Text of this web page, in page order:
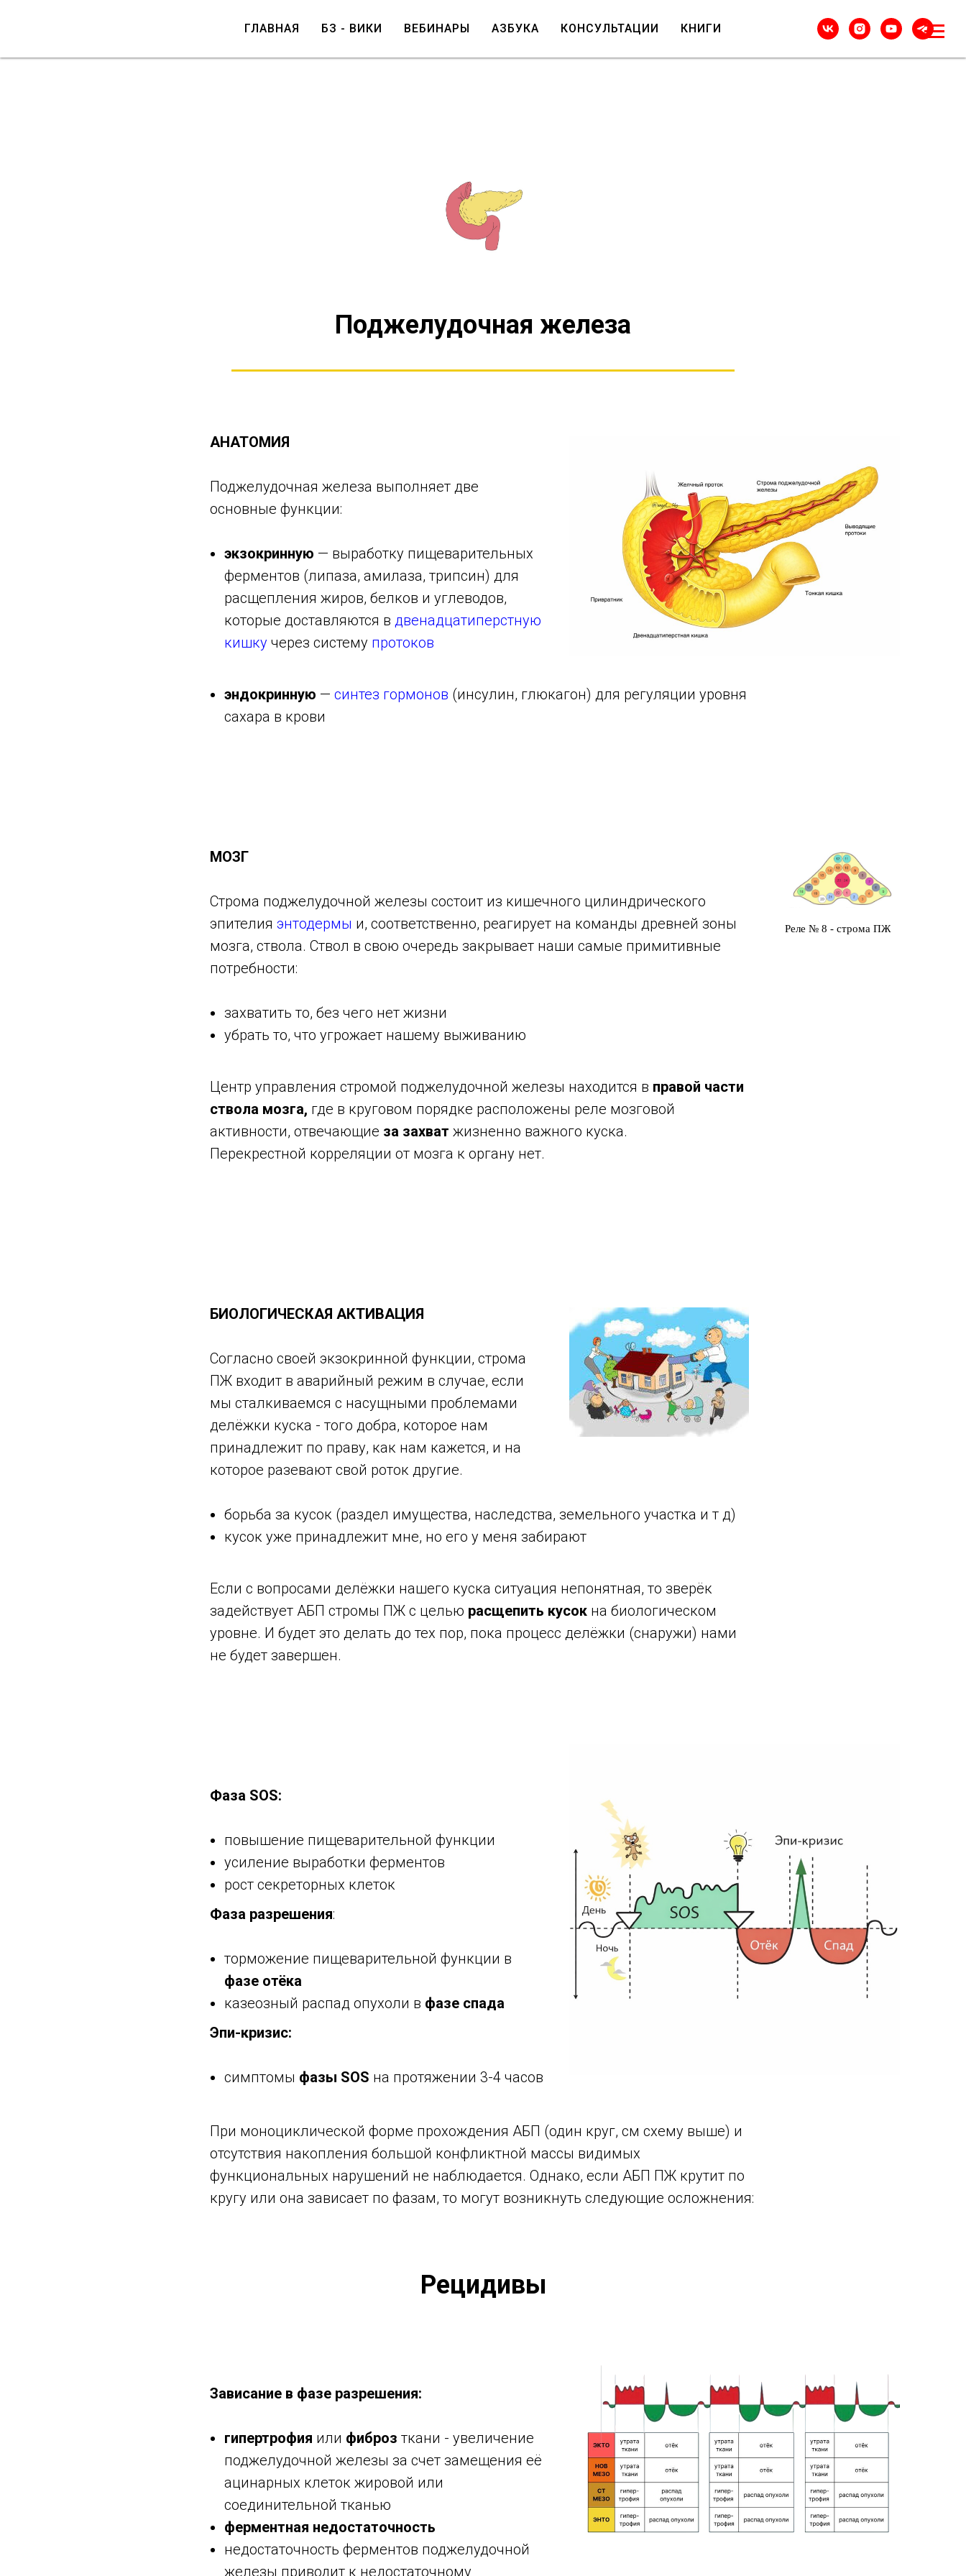
ГЛАВНАЯ БЗ - ВИКИ ВЕБИНАРЫ АЗБУКА КОНСУЛЬТАЦИИ КНИГИ
Поджелудочная железа
АНАТОМИЯ
Поджелудочная железа выполняет две
основные функции:
экзокринную — выработку пищеварительных
ферментов (липаза, амилаза, трипсин) для
расщепления жиров, белков и углеводов,
которые доставляются в двенадцатиперстную
кишку через систему протоков
эндокринную — синтез гормонов (инсулин, глюкагон) для регуляции уровня
сахара в крови
МОЗГ
Строма поджелудочной железы состоит из кишечного цилиндрического
эпителия энтодермы и, соответственно, реагирует на команды древней зоны
мозга, ствола. Ствол в свою очередь закрывает наши самые примитивные
потребности:
захватить то, без чего нет жизни
убрать то, что угрожает нашему выживанию
Центр управления стромой поджелудочной железы находится в правой части
ствола мозга, где в круговом порядке расположены реле мозговой
активности, отвечающие за захват жизненно важного куска.
Перекрестной корреляции от мозга к органу нет.
Реле № 8 - строма ПЖ
БИОЛОГИЧЕСКАЯ АКТИВАЦИЯ
Согласно своей экзокринной функции, строма
ПЖ входит в аварийный режим в случае, если
мы сталкиваемся с насущными проблемами
делёжки куска - того добра, которое нам
принадлежит по праву, как нам кажется, и на
которое разевают свой роток другие.
борьба за кусок (раздел имущества, наследства, земельного участка и т д)
кусок уже принадлежит мне, но его у меня забирают
Если с вопросами делёжки нашего куска ситуация непонятная, то зверёк
задействует АБП стромы ПЖ с целью расщепить кусок на биологическом
уровне. И будет это делать до тех пор, пока процесс делёжки (снаружи) нами
не будет завершен.
Фаза SOS:
повышение пищеварительной функции
усиление выработки ферментов
рост секреторных клеток
Фаза разрешения:
торможение пищеварительной функции в
фазе отёка
казеозный распад опухоли в фазе спада
Эпи-кризис:
симптомы фазы SOS на протяжении 3-4 часов
При моноциклической форме прохождения АБП (один круг, см схему выше) и
отсутствия накопления большой конфликтной массы видимых
функциональных нарушений не наблюдается. Однако, если АБП ПЖ крутит по
кругу или она зависает по фазам, то могут возникнуть следующие осложнения:
Рецидивы
Зависание в фазе разрешения:
гипертрофия или фиброз ткани - увеличение
поджелудочной железы за счет замещения её
ацинарных клеток жировой или
соединительной тканью
ферментная недостаточность
недостаточность ферментов поджелудочной
железы приводит к недостаточному